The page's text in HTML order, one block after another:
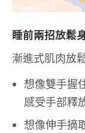
睡前兩招放鬆
漸進式肌肉放
想像雙手握
感受手部釋
想像伸手摘